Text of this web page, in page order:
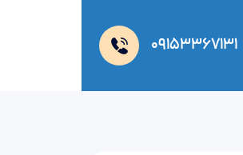
09153367131